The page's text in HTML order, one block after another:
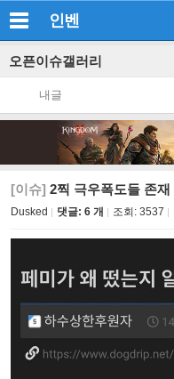
인벤
오픈이슈갤러리
내글
[이슈] 2찍 극우폭도들 존
Dusked 댓글: 6 개 조회: 3537